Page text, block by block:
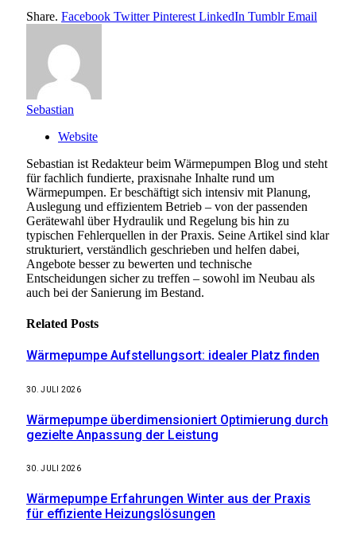
Share. Facebook Twitter Pinterest LinkedIn Tumblr Email
Sebastian
Website
Sebastian ist Redakteur beim Wärmepumpen Blog und steht
für fachlich fundierte, praxisnahe Inhalte rund um
Wärmepumpen. Er beschäftigt sich intensiv mit Planung,
Auslegung und effizientem Betrieb – von der passenden
Gerätewahl über Hydraulik und Regelung bis hin zu
typischen Fehlerquellen in der Praxis. Seine Artikel sind klar
strukturiert, verständlich geschrieben und helfen dabei,
Angebote besser zu bewerten und technische
Entscheidungen sicher zu treffen – sowohl im Neubau als
auch bei der Sanierung im Bestand.
Related Posts
Wärmepumpe Aufstellungsort: idealer Platz finden
30. JULI 2026
Wärmepumpe überdimensioniert Optimierung durch
gezielte Anpassung der Leistung
30. JULI 2026
Wärmepumpe Erfahrungen Winter aus der Praxis
für effiziente Heizungslösungen